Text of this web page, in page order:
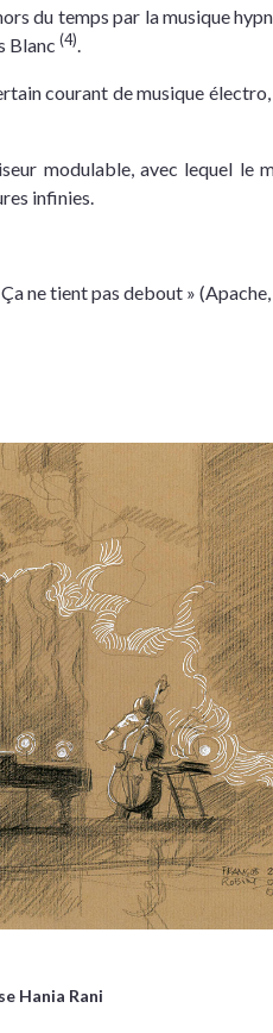
du temps par la musique
Blanc(4)
courant de musique
modulable, avec lequel le
infinies.
ne tient pas debout »
Hania Rani